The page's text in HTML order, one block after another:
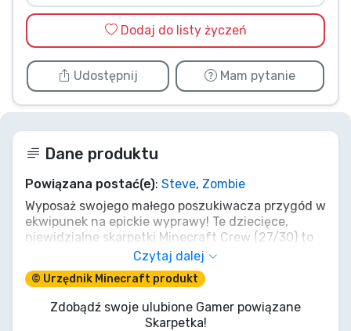
Dodaj do listy życzeń
Udostępnij Mam pytanie
Dane produktu
Powiązana postać(e): Steve, Zombie
Wyposaż swojego małego poszukiwacza przygód w
ekwipunek na epickie wyprawy! Te dziecięce,
niewidzialne skarpetki Minecraft Crew (27/30) to
nie tylko osłona na stopy; to sprzęt do skradania
się w blokowych światach. Z postacią Steve'a i
podstępnymi Creeperami, dodadzą pikselowej
mocy każdemu krokowi, bez utraty charakteru.
Wydobądź komfort, stwórz swój styl!
Czytaj dalej
© Urzędnik Minecraft produkt
Zdobądź swoje ulubione Gamer powiązane
Skarpetka!